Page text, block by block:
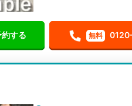
する 無料